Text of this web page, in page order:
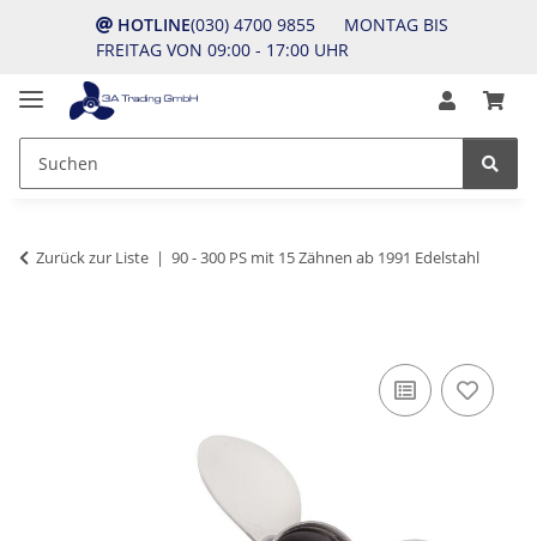
HOTLINE(030) 4700 9855 MONTAG BIS
FREITAG VON 09:00 - 17:00 UHR
Zurück zur Liste 90 - 300 PS mit 15 Zähnen ab 1991 Edelstahl